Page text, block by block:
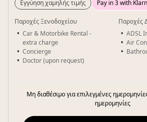
Εγγύηση χαμηλής τιμής Pay in 3 with
Παροχές Ξενοδοχείου
Car & Motorbike Rental -
extra charge
Concierge
Doctor (upon request)
Παροχές
ADSL
Air
Μη διαθέσιμο για επιλεγμένες
ημερομηνίες